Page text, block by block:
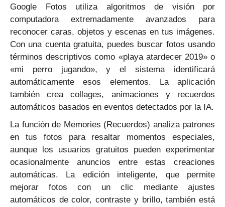
Google Fotos utiliza algoritmos de visión por
computadora extremadamente avanzados para
reconocer caras, objetos y escenas en tus imágenes.
Con una cuenta gratuita, puedes buscar fotos usando
términos descriptivos como «playa atardecer 2019» o
«mi perro jugando», y el sistema identificará
automáticamente esos elementos. La aplicación
también crea collages, animaciones y recuerdos
automáticos basados en eventos detectados por la IA.
La función de Memories (Recuerdos) analiza patrones
en tus fotos para resaltar momentos especiales,
aunque los usuarios gratuitos pueden experimentar
ocasionalmente anuncios entre estas creaciones
automáticas. La edición inteligente, que permite
mejorar fotos con un clic mediante ajustes
automáticos de color, contraste y brillo, también está